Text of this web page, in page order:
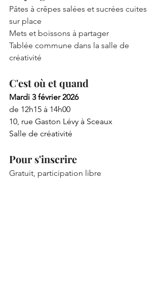
Pâtes à crêpes salées et sucrées cuites
sur place
Mets et boissons à partager
Tablée commune dans la salle de
créativité
C'est où et quand
Mardi 3 février 2026
de 12h15 à 14h00
10, rue Gaston Lévy à Sceaux
Salle de créativité
Pour s'inscrire
Gratuit, participation libre